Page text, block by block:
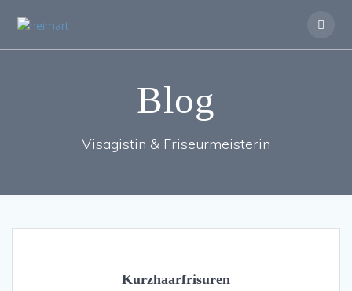
Blog
Visagistin & Friseurmeisterin
Kurzhaarfrisuren